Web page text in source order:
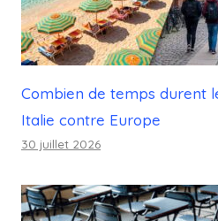
Combien de temps durent
Italie contre Europe
30 juillet 2026